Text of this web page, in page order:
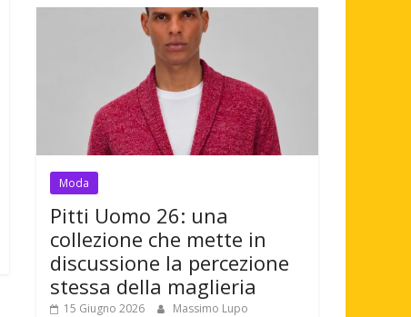
Moda
Pitti Uomo 26: una
collezione che mette in
discussione la percezione
stessa della maglieria
15 Giugno 2026 Massimo Lupo